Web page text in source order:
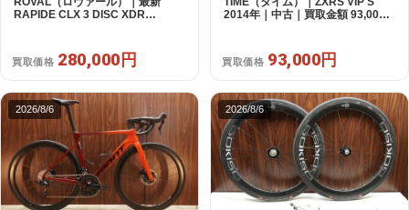
RAPIDE CLX 3 DISC XDR
買取価格 280,000円
2014年｜中古｜買取金額 93,000
買取価格 93,000円
2026/8/6 2026/8/6